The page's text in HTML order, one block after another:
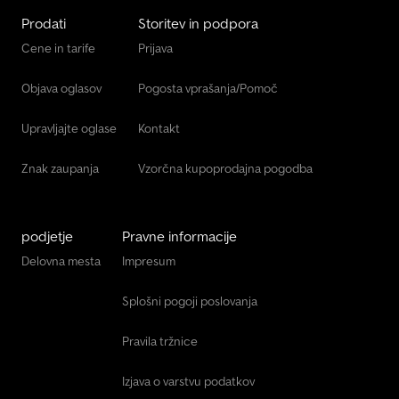
Prodati
Cene in tarife
Objava oglasov
Upravljajte oglase
Znak zaupanja
Storitev in podpora
Prijava
Pogosta vprašanja/Pomoč
Kontakt
Vzorčna kupoprodajna pogodba
podjetje
Delovna mesta
Pravne informacije
Impresum
Splošni pogoji poslovanja
Pravila tržnice
Izjava o varstvu podatkov